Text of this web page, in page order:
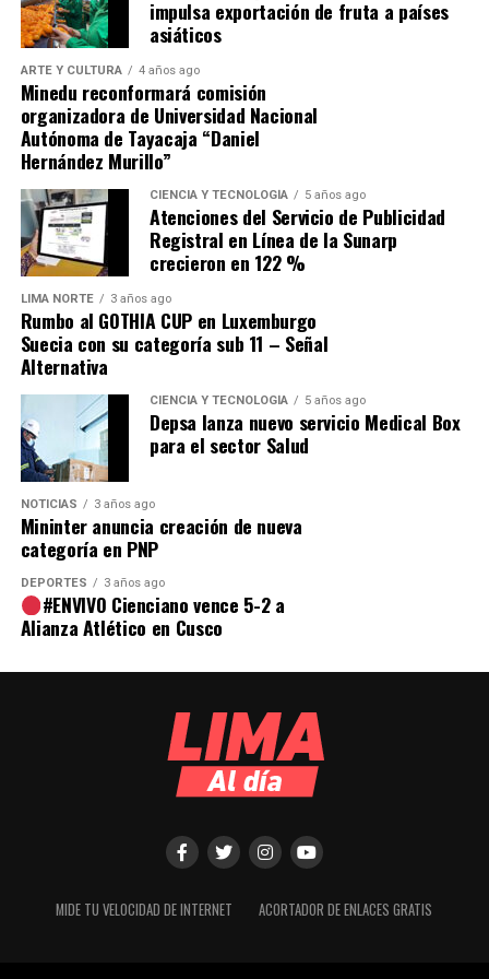
escape.
Source link
Comparte esto:
impulsa exportación de fruta a países
asiáticos
ARTE Y CULTURA 4 años ago
Minedu reconformará comisión
organizadora de Universidad Nacional
Autónoma de Tayacaja “Daniel
Hernández Murillo”
CIENCIA Y TECNOLOGÍA 5 años ago
Atenciones del Servicio de Publicidad
Registral en Línea de la Sunarp
crecieron en 122 %
LIMA NORTE 3 años ago
Rumbo al GOTHIA CUP en Luxemburgo
Suecia con su categoría sub 11 – Señal
Alternativa
CIENCIA Y TECNOLOGÍA 5 años ago
Depsa lanza nuevo servicio Medical Box
para el sector Salud
NOTICIAS 3 años ago
Mininter anuncia creación de nueva
categoría en PNP
DEPORTES 3 años ago
#ENVIVO Cienciano vence 5-2 a
Alianza Atlético en Cusco
MIDE TU VELOCIDAD DE INTERNET ACORTADOR DE ENLACES GRATIS